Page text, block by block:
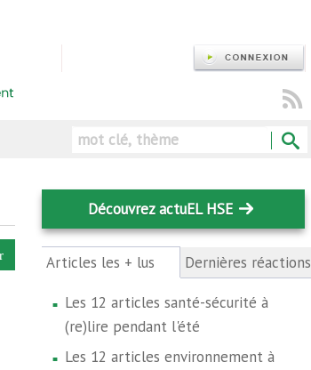
Rechercher
Découvrez actuEL HSE
Articles les + lus (onglet
actif)
Dernières réactions
Les 12 articles santé-sécurité à
(re)lire pendant l'été
Les 12 articles environnement à